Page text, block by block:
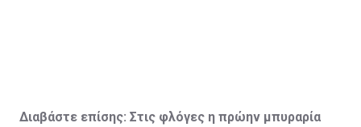
Διαβάστε επίσης: Στις φλόγες η πρώην μπυραρία